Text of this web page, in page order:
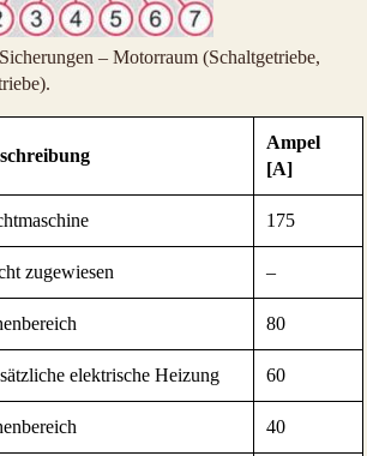
– Motorraum (Schaltgetriebe,
Ampel
[A]
175
zugewiesen –
80
elektrische Heizung 60
40